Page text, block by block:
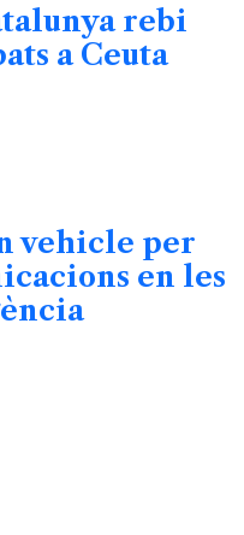
rebi
a Ceuta
vehicle per
en les